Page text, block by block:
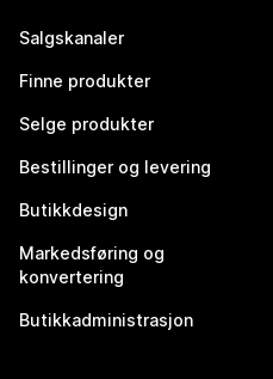
Salgskanaler
Finne produkter
Selge produkter
Bestillinger og levering
Butikkdesign
Markedsføring og
konvertering
Butikkadministrasjon